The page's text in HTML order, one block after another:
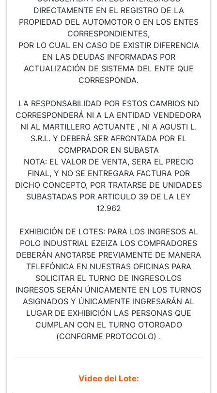
DIRECTAMENTE EN EL REGISTRO DE LA
PROPIEDAD DEL AUTOMOTOR O EN LOS ENTES
CORRESPONDIENTES,
POR LO CUAL EN CASO DE EXISTIR DIFERENCIA
EN LAS DEUDAS INFORMADAS POR
ACTUALIZACIÓN DE SISTEMA DEL ENTE QUE
CORRESPONDA.
LA RESPONSABILIDAD POR ESTOS CAMBIOS NO
CORRESPONDERÁ NI A LA ENTIDAD VENDEDORA
NI AL MARTILLERO ACTUANTE , NI A AGUSTI L.
S.R.L. Y DEBERÁ SER AFRONTADA POR EL
COMPRADOR EN SUBASTA
NOTA: EL VALOR DE VENTA, SERA EL PRECIO
FINAL, Y NO SE ENTREGARA FACTURA POR
DICHO CONCEPTO, POR TRATARSE DE UNIDADES
SUBASTADAS POR ARTICULO 39 DE LA LEY
12.962
EXHIBICIÓN DE LOTES: PARA LOS INGRESOS AL
POLO INDUSTRIAL EZEIZA LOS COMPRADORES
DEBERÁN ANOTARSE PREVIAMENTE DE MANERA
TELEFÓNICA EN NUESTRAS OFICINAS PARA
SOLICITAR EL TURNO DE INGRESO.LOS
INGRESOS SERÁN ÚNICAMENTE EN LOS TURNOS
ASIGNADOS Y ÚNICAMENTE INGRESARÁN AL
LUGAR DE EXHIBICIÓN LAS PERSONAS QUE
CUMPLAN CON EL TURNO OTORGADO
(CONFORME PROTOCOLO) .
Video del Lote: